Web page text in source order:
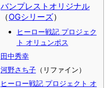
バンプレストオリジナル
（OGシリーズ）
ヒーロー戦記 プロジェク
ト オリュンポス
田中秀幸
河野さち子（リファイン）
ヒーロー戦記 プロジェクト オ